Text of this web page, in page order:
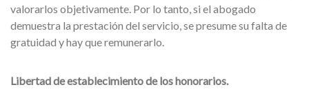
valorarlos objetivamente. Por lo tanto, si el abogado
demuestra la prestación del servicio, se presume su falta de
gratuidad y hay que remunerarlo.
Libertad de establecimiento de los honorarios.